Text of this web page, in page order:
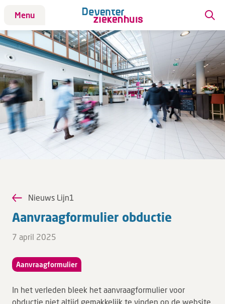
Menu
Patiënt
Bezoek
Werken bij DZ
Leren
MijnDZNieuws Lijn1
Aan­vraag­for­mu­lier ob­duc­tie
7 april 2025
Aanvraagformulier
In het verleden bleek het aanvraagformulier voor
obductie niet altijd gemakkelijk te vinden op de website